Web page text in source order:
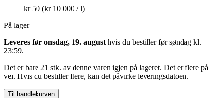
kr 50 (kr 10 000 / l)
På lager
Leveres før onsdag, 19. august hvis du bestiller førsøndag kl.
23:59.
Det er bare 21 stk. av denne varen igjen på lageret. Det er flere på
vei. Hvis du bestiller flere, kan det påvirke leveringsdatoen.
Til handlekurven